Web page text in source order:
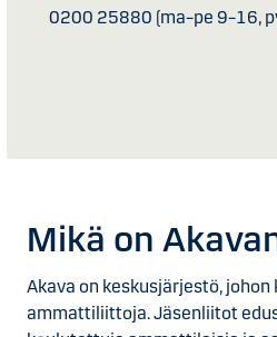
0200 25880 (ma–pe 9–16,
Mikä on
Akava on keskusjärjestö, johon
ammattiliittoja. Jäsenliitot